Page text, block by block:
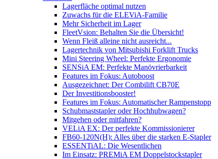
Lagerfläche optimal nutzen
Zuwachs für die ELEViA-Familie
Mehr Sicherheit im Lager
FleetVsion: Behalten Sie die Übersicht!
Wenn Fleiß alleine nicht ausreicht...
Lagertechnik von Mitsubishi Forklift Trucks
Mini Steering Wheel: Perfekte Ergonomie
SENSiA EM: Perfekte Manövrierbarkeit
Features im Fokus: Autoboost
Ausgezeichnet: Der Combilift CB70E
Der Investitionsbooster!
Features im Fokus: Automatischer Rampenstopp
Schubmaststapler oder Hochhubwagen?
Mitgehen oder mitfahren?
VELiA EX: Der perfekte Kommissionierer
FB60-120N(H): Alles über die starken E-Stapler
ESSENTiAL: Die Wesentlichen
Im Einsatz: PREMiA EM Doppelstockstapler